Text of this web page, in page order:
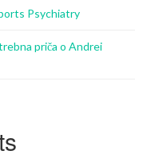
Psychiatry
priča o Andrei